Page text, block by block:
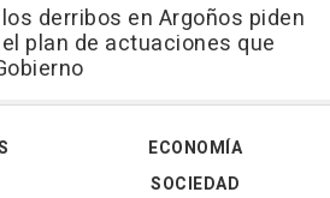
derribos en Argoños piden
plan de actuaciones que
ECONOMÍA
SOCIEDAD